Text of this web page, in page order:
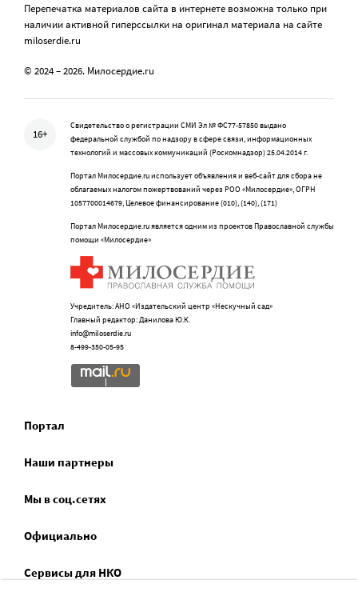
Перепечатка материалов сайта в интернете возможна только при
наличии активной гиперссылки на оригинал материала на сайте
miloserdie.ru
© 2024 – 2026. Милосердие.ru
16+
Свидетельство о регистрации СМИ Эл № ФС77-57850 выдано
федеральной службой по надзору в сфере связи, информационных
технологий и массовых коммуникаций (Роскомнадзор) 25.04.2014 г.
Портал Милосердие.ru использует объявления и веб-сайт для сбора не
облагаемых налогом пожертвований через РОО «Милосердие», ОГРН
1057700014679, Целевое финансирование (010), (140), (171)
Портал Милосердие.ru является одним из проектов Православной службы
помощи «Милосердие»
Учредитель: АНО «Издательский центр «Нескучный сад»
Главный редактор: Данилова Ю.К.
info@miloserdie.ru
8-499-350-05-95
Портал
Наши партнеры
Мы в соц.сетях
Официально
Сервисы для НКО